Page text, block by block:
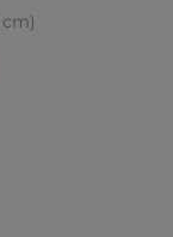
cm)